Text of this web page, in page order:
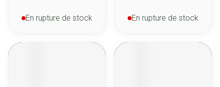
En rupture de stock En rupture de stock